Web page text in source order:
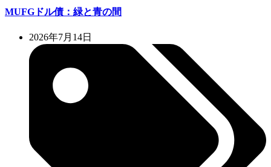
MUFGドル債：緑と青の間
2026年7月14日